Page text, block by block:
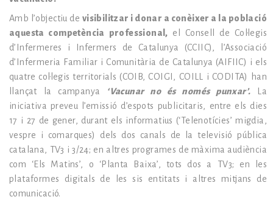
Amb l’objectiu de visibilitzar i donar a conèixer a la població
aquesta competència professional, el Consell de Col·legis
d’Infermeres i Infermers de Catalunya (CCIIC), l’Associació
d’Infermeria Familiar i Comunitària de Catalunya (AIFIIC) i els
quatre col·legis territorials (COIB, COIGI, COILL i CODITA) han
llançat la campanya
‘Vacunar no és només punxar’. La
iniciativa preveu l’emissió d’espots publicitaris, entre els dies
17 i 27 de gener, durant els informatius (‘Telenotícies’ migdia,
vespre i comarques) dels dos canals de la televisió pública
catalana, TV3 i 3/24; en altres programes de màxima audiència
com ‘Els Matins’, o ‘Planta Baixa’, tots dos a TV3; en les
plataformes digitals de les sis entitats i altres mitjans de
comunicació.